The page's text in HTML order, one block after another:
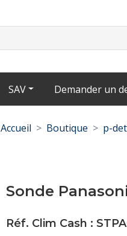
SAV Demander un
Accueil Boutique p-
Sonde
Réf. Clim Cash :